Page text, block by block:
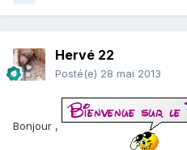
Hervé 22
Posté(e) 28 mai 2013
Bonjour ,